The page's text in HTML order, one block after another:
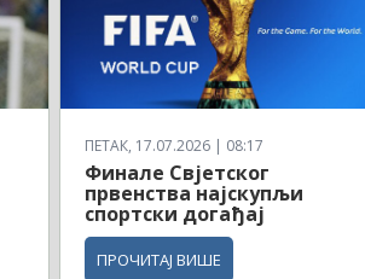
ПЕТАК, 17.07.2026 | 08:17
Финале Свјетског
првенства најскупљи
спортски догађај
ПРОЧИТАЈ ВИШЕ